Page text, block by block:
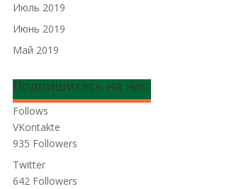
Июль 2019
Июнь 2019
Май 2019
Подпишитесь на нас:
Follows
VKontakte
935 Followers
Twitter
642 Followers